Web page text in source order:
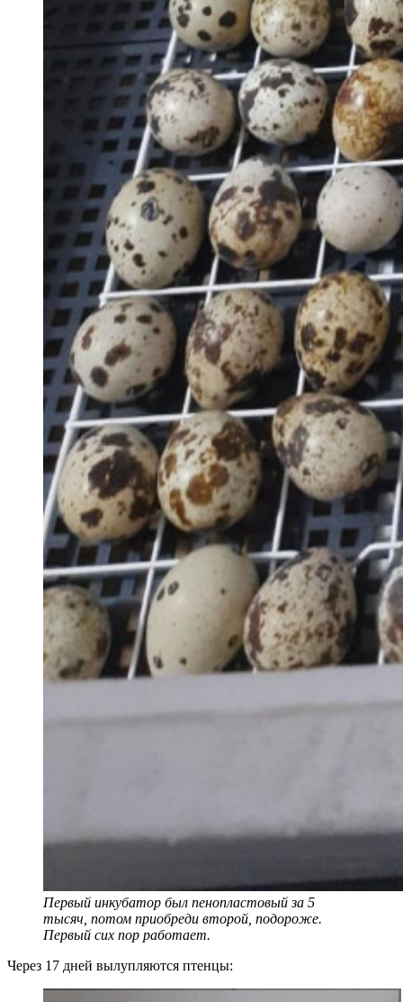
Первый инкубатор был пенопластовый за 5
тысяч, потом приобреди второй, подороже.
Первый сих пор работает.
Через 17 дней вылупляются птенцы: